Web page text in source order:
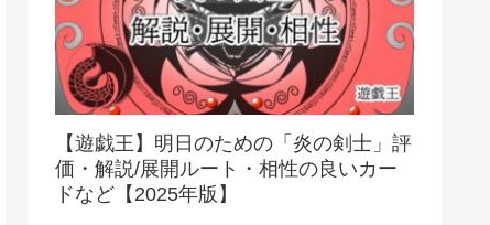
【遊戯王】明日のための「炎の剣士」評
価・解説/展開ルート・相性の良いカー
ドなど【2025年版】